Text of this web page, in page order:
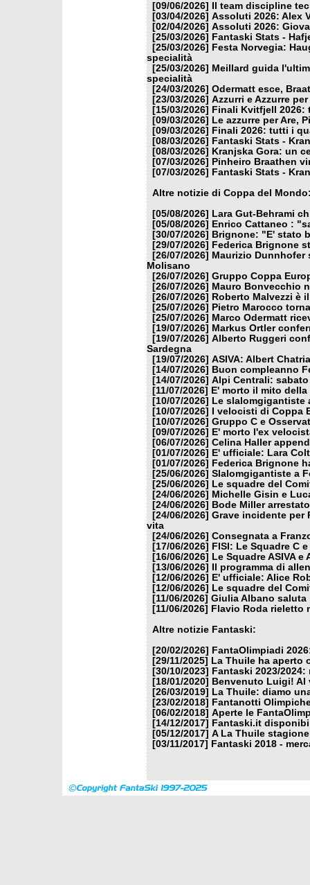
[09/06/2026]
Il team discipline
[03/04/2026] Assoluti 2026: Alex
[02/04/2026] Assoluti 2026:
[25/03/2026]
Fantaski Stats -
[25/03/2026]
Festa Norvegia:
specialità
[25/03/2026] Meillard guida
specialità
[24/03/2026] Odermatt esce,
[23/03/2026] Azzurri e Azzurre
[15/03/2026]
Finali Kvitfjell
[09/03/2026]
Le azzurre per Are,
[09/03/2026]
Finali 2026: tutti i
[08/03/2026]
Fantaski Stats -
[08/03/2026]
Kranjska Gora: un
[07/03/2026]
Pinheiro Braathen
[07/03/2026]
Fantaski Stats -
Altre notizie di Coppa del
[05/08/2026]
Lara Gut-Behrami
[05/08/2026]
Enrico Cattaneo :
[30/07/2026]
Brignone: "E' stato
[29/07/2026]
Federica Brignone
[26/07/2026] Maurizio Dunnhofer
Molisano
[26/07/2026] Gruppo Coppa
[26/07/2026] Mauro Bonvecchio
[26/07/2026]
Roberto Malvezzi è
[25/07/2026]
Pietro Marocco
[25/07/2026] Marco Odermatt
[19/07/2026] Markus Ortler
[19/07/2026] Alberto Ruggeri
Sardegna
[19/07/2026] ASIVA: Albert
[14/07/2026]
Buon compleanno
[14/07/2026] Alpi Centrali:
[11/07/2026]
E' morto il mito
[10/07/2026]
Le
[10/07/2026]
I velocisti di Coppa
[10/07/2026] Gruppo C e
[09/07/2026]
E' morto l'ex
[06/07/2026] Celina Haller
[01/07/2026]
E' ufficiale: Lara
[01/07/2026]
Federica Brignone
[25/06/2026] Slalomgigantiste a
[25/06/2026]
Le squadre del
[24/06/2026] Michelle Gisin e
[24/06/2026]
Bode Miller
[24/06/2026] Grave incidente per
vita
[24/06/2026] Consegnata a
[17/06/2026]
FISI: Le Squadre C
[16/06/2026]
Le Squadre ASIVA
[13/06/2026]
Il programma di
[12/06/2026]
E' ufficiale: Alice
[12/06/2026]
Le squadre del
[11/06/2026] Giulia Albano saluta
[11/06/2026]
Flavio Roda rieletto
Altre notizie Fantaski:
[20/02/2026]
FantaOlimpiadi
[29/11/2025]
La Thuile ha aperto
[30/10/2023]
Fantaski 2023/
[18/01/2020]
Benvenuto Luigi! Al
[26/03/2019]
La Thuile: diamo
[23/02/2018]
Fantanotti
[06/02/2018] Aperte le
[14/12/2017]
Fantaski.it
[05/12/2017] A La Thuile
[03/11/2017]
Fantaski 2018 -